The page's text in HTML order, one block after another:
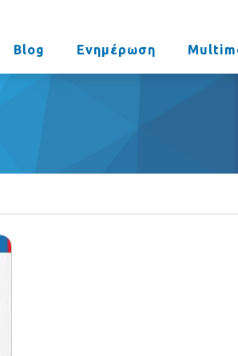
Blog Ενημέρωση